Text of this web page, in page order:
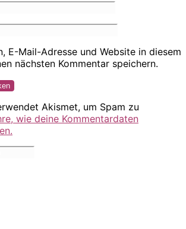
E-Mail-Adresse und Website in diesem
nächsten Kommentar speichern.
Akismet, um Spam zu
wie deine Kommentardaten